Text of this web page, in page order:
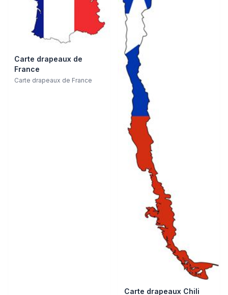
Carte drapeaux de
France
Carte drapeaux de France
Carte drapeaux Chili